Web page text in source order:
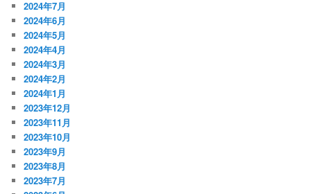
2024年7月
2024年6月
2024年5月
2024年4月
2024年3月
2024年2月
2024年1月
2023年12月
2023年11月
2023年10月
2023年9月
2023年8月
2023年7月